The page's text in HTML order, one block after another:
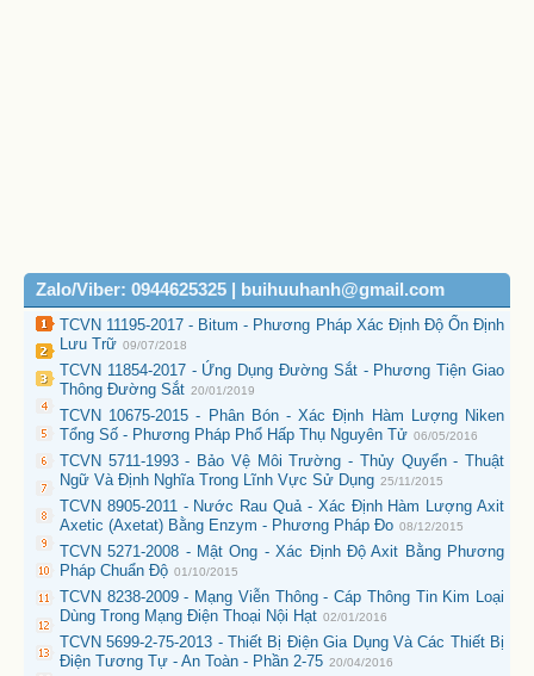
Zalo/Viber: 0944625325 | buihuuhanh@gmail.com
TCVN 11195-2017 - Bitum - Phương Pháp Xác Định Độ Ổn Định
Lưu Trữ 09/07/2018
TCVN 11854-2017 - Ứng Dụng Đường Sắt - Phương Tiện Giao
Thông Đường Sắt 20/01/2019
TCVN 10675-2015 - Phân Bón - Xác Định Hàm Lượng Niken
Tổng Số - Phương Pháp Phổ Hấp Thụ Nguyên Tử 06/05/2016
TCVN 5711-1993 - Bảo Vệ Môi Trường - Thủy Quyển - Thuật
Ngữ Và Định Nghĩa Trong Lĩnh Vực Sử Dụng 25/11/2015
TCVN 8905-2011 - Nước Rau Quả - Xác Định Hàm Lượng Axit
Axetic (Axetat) Bằng Enzym - Phương Pháp Đo 08/12/2015
TCVN 5271-2008 - Mật Ong - Xác Định Độ Axit Bằng Phương
Pháp Chuẩn Độ 01/10/2015
TCVN 8238-2009 - Mạng Viễn Thông - Cáp Thông Tin Kim Loại
Dùng Trong Mạng Điện Thoại Nội Hạt 02/01/2016
TCVN 5699-2-75-2013 - Thiết Bị Điện Gia Dụng Và Các Thiết Bị
Điện Tương Tự - An Toàn - Phần 2-75 20/04/2016